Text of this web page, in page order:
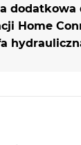
50°C
dodatkowa
Home